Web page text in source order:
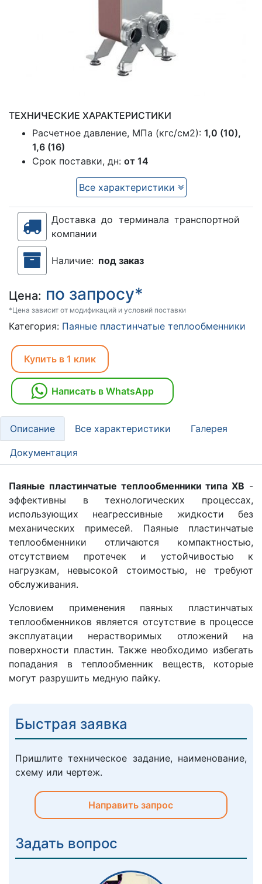
ТЕХНИЧЕСКИЕ ХАРАКТЕРИСТИКИ
Расчетное давление, МПа (кгс/см2): 1,0 (10),
1,6 (16)
Срок поставки, дн: от 14
Все характеристики
Доставка до терминала транспортной
компании
Наличие: под заказ
Цена: по запросу*
*Цена зависит от модификаций и условий поставки
Категория: Паяные пластинчатые теплообменники
Купить в 1 клик
Написать в WhatsApp
Описание Все характеристики Галерея
Документация
Паяные пластинчатые теплообменники типа XB -
эффективны в технологических процессах,
использующих неагрессивные жидкости без
механических примесей. Паяные пластинчатые
теплообменники отличаются компактностью,
отсутствием протечек и устойчивостью к
нагрузкам, невысокой стоимостью, не требуют
обслуживания.
Условием применения паяных пластинчатых
теплообменников является отсутствие в процессе
эксплуатации нерастворимых отложений на
поверхности пластин. Также необходимо избегать
попадания в теплообменник веществ, которые
могут разрушить медную пайку.
Быстрая заявка
Пришлите техническое задание, наименование,
схему или чертеж.
Направить запрос
Задать вопрос